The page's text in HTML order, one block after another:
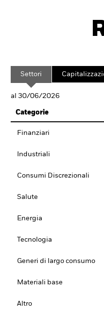
Settori
al 30/06/2026
Categorie
Finanziari
Industriali
Consumi Discrezionali
Salute
Energia
Tecnologia
Generi di largo consumo
Materiali base
Altro